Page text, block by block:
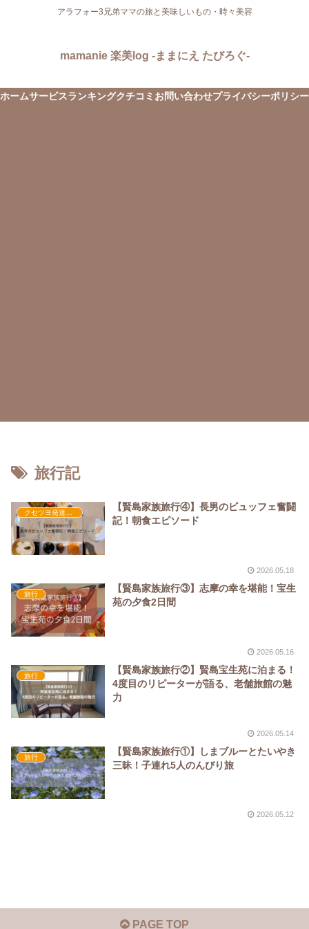
アラフォー3兄弟ママの旅と美味しいもの・時々美容
mamanie 楽美log -ままにえ たびろぐ-
ホームサービスランキングクチコミ お問い合わせプライバシーポリシー
旅行記
クセツヨ発達日記
【賢島家族旅行④】長男のビュッフェ奮闘
記！朝食エピソード
2026.05.18
旅行
【賢島家族旅行③】志摩の幸を堪能！宝生
苑の夕食2日間
2026.05.16
旅行
【賢島家族旅行②】賢島宝生苑に泊まる！
4度目のリピーターが語る、老舗旅館の魅
力
2026.05.14
旅行
【賢島家族旅行①】しまブルーとたいやき
三昧！子連れ5人のんびり旅
2026.05.12
PAGE TOP